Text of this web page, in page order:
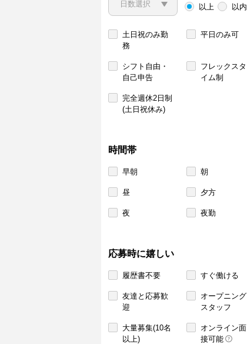
以上 以内
土日祝のみ勤
務
平日のみ可
シフト自由・
自己申告
フレックスタ
イム制
完全週休2日制
(土日祝休み)
時間帯
早朝 朝
昼 夕方
夜 夜勤
応募時に嬉しい
履歴書不要 すぐ働ける
友達と応募歓
迎
オープニング
スタッフ
大量募集(10名
以上)
オンライン面
接可能